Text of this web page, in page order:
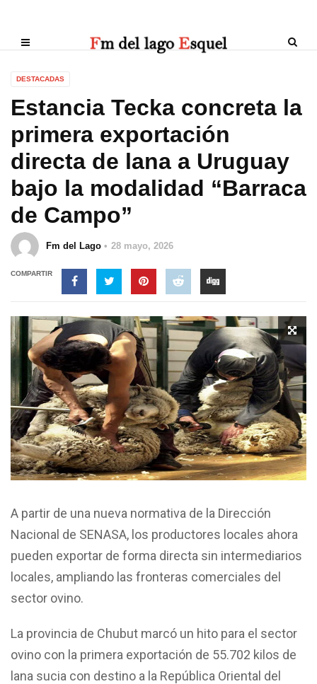
DESTACADAS
Estancia Tecka concreta la
primera exportación
directa de lana a Uruguay
bajo la modalidad “Barraca
de Campo”
Fm del Lago 28 mayo, 2026
COMPARTIR
A partir de una nueva normativa de la Dirección
Nacional de SENASA, los productores locales ahora
pueden exportar de forma directa sin intermediarios
locales, ampliando las fronteras comerciales del
sector ovino.
La provincia de Chubut marcó un hito para el sector
ovino con la primera exportación de 55.702 kilos de
lana sucia con destino a la República Oriental del